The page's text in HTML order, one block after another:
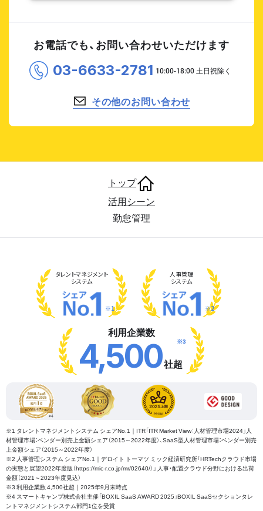
お電話でも、お問い合わせいただけます
03-6633-2781
その他のお問い合わせ
トップ
活用シーン
勤怠管理
タレントマネジメント
システム
※1
人事管理
システム
※2
利用企業数
4,500社超
※3
※1 タレントマネジメントシステム シェアNo.1｜ITR「ITR Market View：人材管理市場2024」人
材管理市場：ベンダー別売上金額シェア（2015～2022年度）、SaaS型人材管理市場：ベンダー別売
上金額シェア（2015～2022年度）
※2 人事管理システム シェアNo.1｜デロイト トーマツ ミック経済研究所「HRTechクラウド市場
の実態と展望2022年度版（https://mic-r.co.jp/mr/02640/）」 人事・配置クラウド分野における出荷
金額（2021～2023年度見込）
※3 利用企業数 4,500社超｜2025年9月末時点
※4 スマートキャンプ株式会社主催「BOXIL SaaS AWARD 2025」BOXIL SaaSセクションタレ
ントマネジメントシステム部門1位を受賞